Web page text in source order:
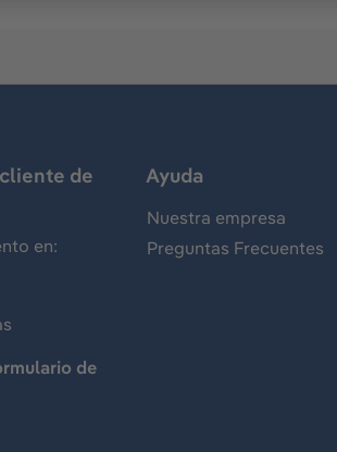
de
en:
de
Ayuda
Nuestra empresa
Preguntas Frecuentes